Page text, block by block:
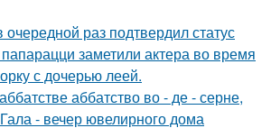
раз подтвердил статус
заметили актера во время
с дочерью леей.
аббатство во - де - серне,
- вечер ювелирного дома